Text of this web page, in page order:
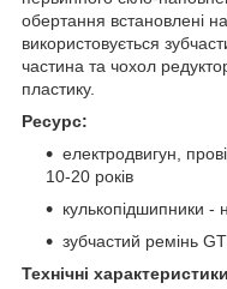
обертання встановлені
використовується
частина та чохол
пластику.
Ресурс:
електродвигун,
10-20 років
кулькопідшипники -
зубчастий ремінь
Технічні